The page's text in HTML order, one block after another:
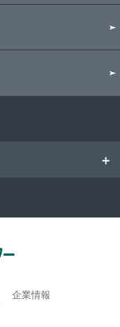
企業情報